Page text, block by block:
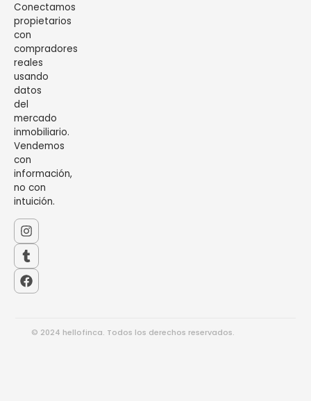
Conectamos
propietarios
con
compradores
reales
usando
datos
del
mercado
inmobiliario.
Vendemos
con
información,
no con
intuición.
© 2024 hellofinca. Todos los derechos reservados.